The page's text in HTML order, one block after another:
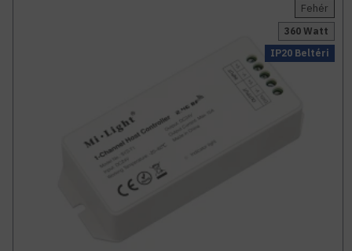
IP20 Beltéri
Fehér
360 Watt